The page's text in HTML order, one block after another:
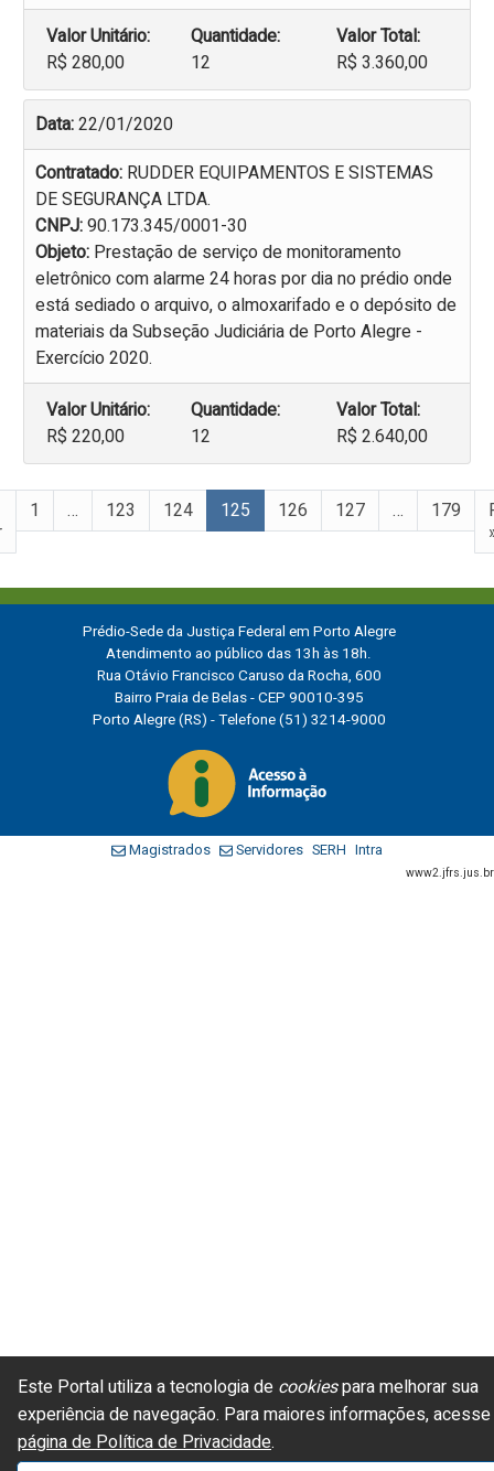
Este Portal utiliza a tecnologia de cookiespara melhorar sua
experiência de navegação. Para maiores informações,
página de Política de Privacidade.
Valor Unitário:
R$ 280,00
Quantidade:
12
Valor Total:
R$ 3.360,00
Data:22/01/2020
Contratado: RUDDER EQUIPAMENTOS E SISTEMAS
DE SEGURANÇA LTDA.
CNPJ:90.173.345/0001-30
Objeto: Prestação de serviço de monitoramento
eletrônico com alarme 24 horas por dia no prédio onde
está sediado o arquivo, o almoxarifado e o depósito de
materiais da Subseção Judiciária de Porto Alegre -
Exercício 2020.
Valor Unitário:
R$ 220,00
Quantidade:
12
Valor Total:
R$ 2.640,00
1 … 123 124 125 126 127 … 179
Prédio-Sede da Justiça Federal em Porto Alegre
Atendimento ao público das 13h às 18h.
Rua Otávio Francisco Caruso da Rocha, 600
Bairro Praia de Belas - CEP 90010-395
Porto Alegre (RS) - Telefone (51) 3214-9000
Magistrados Servidores SERH Intra
www2.jfrs.jus.br